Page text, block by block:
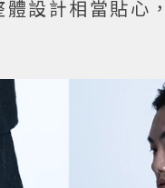
設計相當貼心